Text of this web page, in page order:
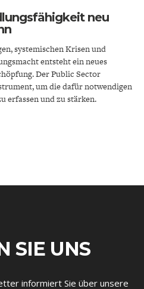
neu
systemischen Krisen und
entsteht ein neues
Der Public Sector
um die dafür notwendigen
erfassen und zu stärken.
SIE UNS
informiert Sie über unsere